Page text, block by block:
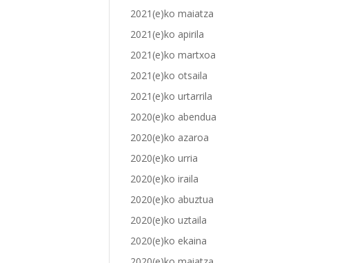
2021(e)ko maiatza
2021(e)ko apirila
2021(e)ko martxoa
2021(e)ko otsaila
2021(e)ko urtarrila
2020(e)ko abendua
2020(e)ko azaroa
2020(e)ko urria
2020(e)ko iraila
2020(e)ko abuztua
2020(e)ko uztaila
2020(e)ko ekaina